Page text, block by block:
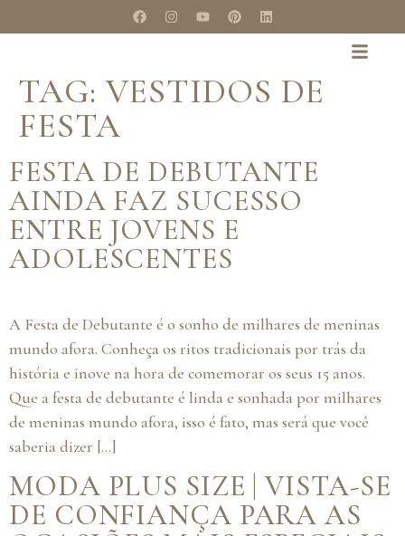
TAG: VESTIDOS DE
FESTA
FESTA DE DEBUTANTE
AINDA FAZ SUCESSO
ENTRE JOVENS E
ADOLESCENTES
A Festa de Debutante é o sonho de milhares de meninas
mundo afora. Conheça os ritos tradicionais por trás da
história e inove na hora de comemorar os seus 15 anos.
Que a festa de debutante é linda e sonhada por milhares
de meninas mundo afora, isso é fato, mas será que você
saberia dizer […]
MODA PLUS SIZE | VISTA-SE
DE CONFIANÇA PARA AS